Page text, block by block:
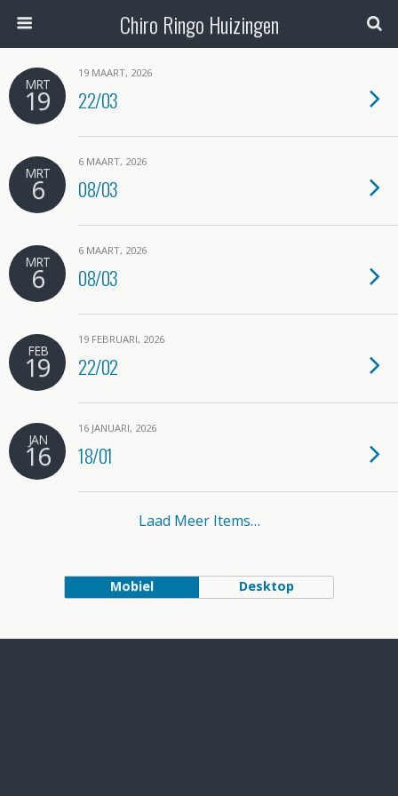
Chiro Ringo Huizingen
MRT
19
19 MAART, 2026
22/03
MRT
6
6 MAART, 2026
08/03
MRT
6
6 MAART, 2026
08/03
FEB
19
19 FEBRUARI, 2026
22/02
JAN
16
16 JANUARI, 2026
18/01
Laad Meer Items…
Mobiel Desktop